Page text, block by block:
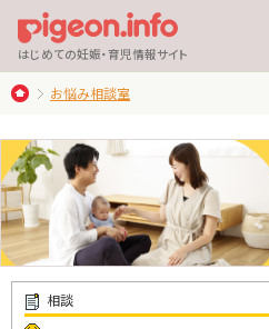
はじめての妊娠・育児情報サイト
お悩み相談室
相談